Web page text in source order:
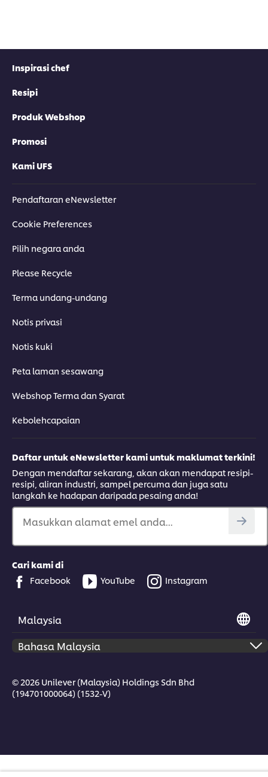
Inspirasi chef
Resipi
Produk Webshop
Promosi
Kami UFS
Pendaftaran eNewsletter
Cookie Preferences
Pilih negara anda
Please Recycle
Terma undang-undang
Notis privasi
Notis kuki
Peta laman sesawang
Webshop Terma dan Syarat
Kebolehcapaian
Daftar untuk eNewsletter kami untuk maklumat terkini!
Dengan mendaftar sekarang, akan akan mendapat resipi-
resipi, aliran industri, sampel percuma dan juga satu
langkah ke hadapan daripada pesaing anda!
Masukkan alamat emel anda...
Cari kami di
Facebook
YouTube Instagram
Malaysia
© 2026 Unilever (Malaysia) Holdings Sdn Bhd
(194701000064) (1532-V)